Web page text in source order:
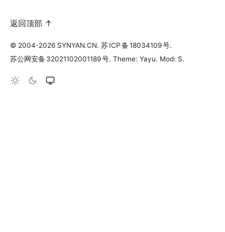
返回顶部 ↑
© 2004-2026 SYNYAN.CN. 苏ICP备18034109号.
苏公网安备 32021102001189号. Theme: Yayu. Mod: S.